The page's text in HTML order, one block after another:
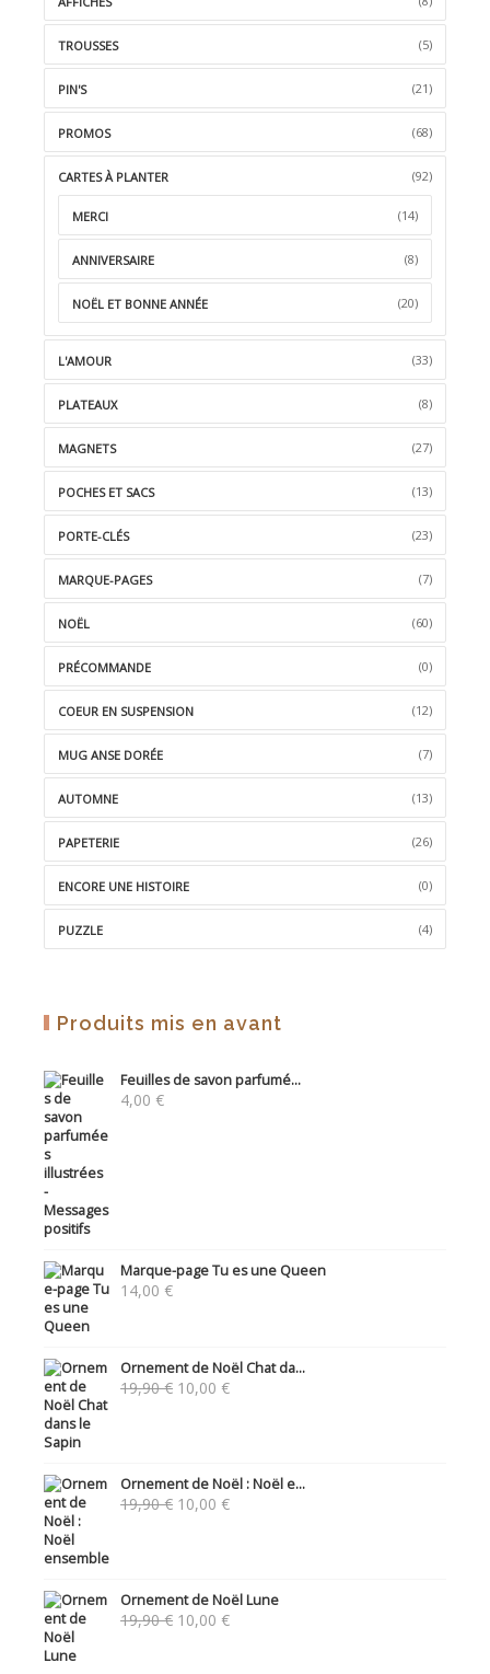
TROUSSES (5)
PIN'S (21)
PROMOS (68)
CARTES À PLANTER (92)
MERCI (14)
ANNIVERSAIRE (8)
NOËL ET BONNE ANNÉE (20)
L'AMOUR (33)
PLATEAUX (8)
MAGNETS (27)
POCHES ET SACS (13)
PORTE-CLÉS (23)
MARQUE-PAGES (7)
NOËL (60)
PRÉCOMMANDE (0)
COEUR EN SUSPENSION (12)
MUG ANSE DORÉE (7)
AUTOMNE (13)
PAPETERIE (26)
ENCORE UNE HISTOIRE (0)
PUZZLE (4)
Produits mis en avant
Feuilles de savon parfumé...
4,00 €
Marque-page Tu es une Queen
14,00 €
Ornement de Noël Chat da...
19,90€ Le
10,00 €Le
Ornement de Noël : Noël e...
19,90€ Le
10,00 €Le
Ornement de Noël Lune
19,90€ Le
10,00 €Le